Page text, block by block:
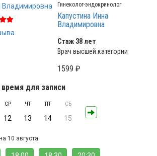
Гинеколог-эндокринолог
Капустина Инна
Владимировна
Стаж 38 лет
Врач высшей категории
1599 ₽
для записи
СР
12
ЧТ
13
ПТ
14
СБ
15
10 августа